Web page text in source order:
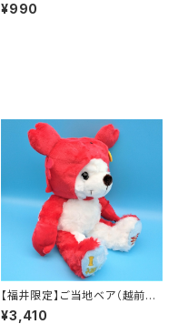
¥990
【福井限定】ご当地ベア（越前か
に）
¥3,410